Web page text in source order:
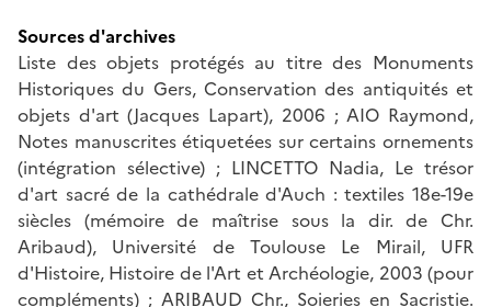
Sources d'archives
Liste des objets protégés au titre des Monuments
Historiques du Gers, Conservation des antiquités et
objets d'art (Jacques Lapart), 2006 ; AIO Raymond,
Notes manuscrites étiquetées sur certains ornements
(intégration sélective) ; LINCETTO Nadia, Le trésor
d'art sacré de la cathédrale d'Auch : textiles 18e-19e
siècles (mémoire de maîtrise sous la dir. de Chr.
Aribaud), Université de Toulouse Le Mirail, UFR
d'Histoire, Histoire de l'Art et Archéologie, 2003 (pour
compléments) ; ARIBAUD Chr., Soieries en Sacristie.